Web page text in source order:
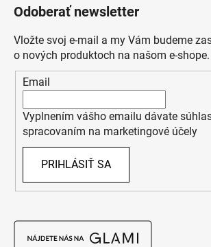
Odoberať newsletter
Vložte svoj e-mail a my Vám budeme
o nových produktoch na našom e-shope.
Email
Vyplnením vášho emailu dávate
spracovaním na marketingové účely
PRIHLÁSIŤ SA